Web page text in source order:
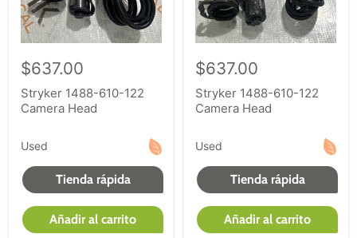
$637.00
Stryker 1488-610-122
Camera Head
Used
Tienda rápida
Añadir al carrito
$637.00
Stryker 1488-610-122
Camera Head
Used
Tienda rápida
Añadir al carrito